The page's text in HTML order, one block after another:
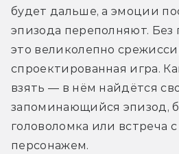
будет дальше, а эмоции
эпизода переполняют. Без
это великолепно
спроектированная игра.
взять — в нём найдётся
запоминающийся эпизод,
головоломка или встреча
персонажем.